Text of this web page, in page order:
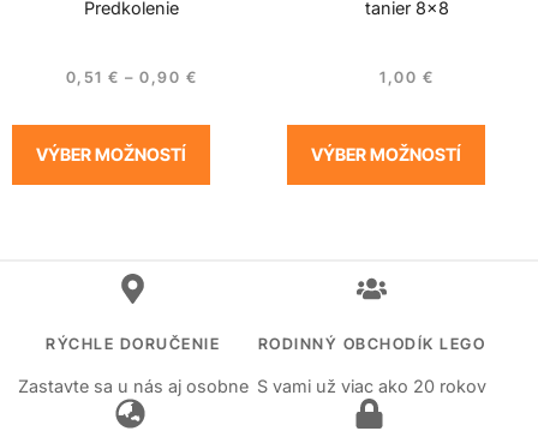
Predkolenie
0,51€ – 0,90 €
VÝBER MOŽNOSTÍ
tanier 8×8
1,00 €
VÝBER MOŽNOSTÍ
RÝCHLE DORUČENIE
Zastavte sa u nás aj osobne
RODINNÝ OBCHODÍK LEGO
S vami už viac ako 20 rokov